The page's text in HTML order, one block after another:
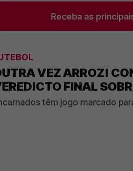
Receba as
VEZ ARROZ!
FINAL
têm jogo marcado